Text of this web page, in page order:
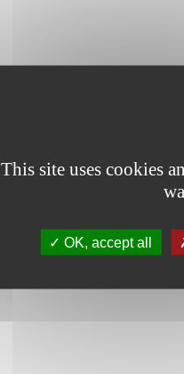
This site uses cookies
OK, accept all